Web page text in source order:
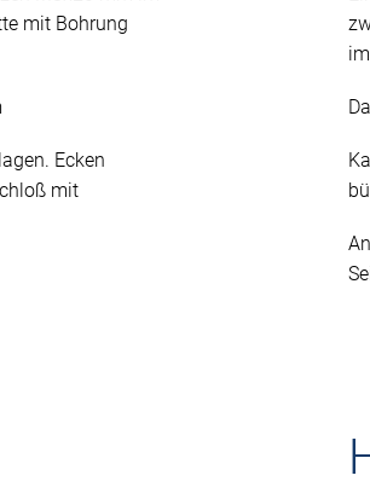
mit Bohrung
Ecken
mit